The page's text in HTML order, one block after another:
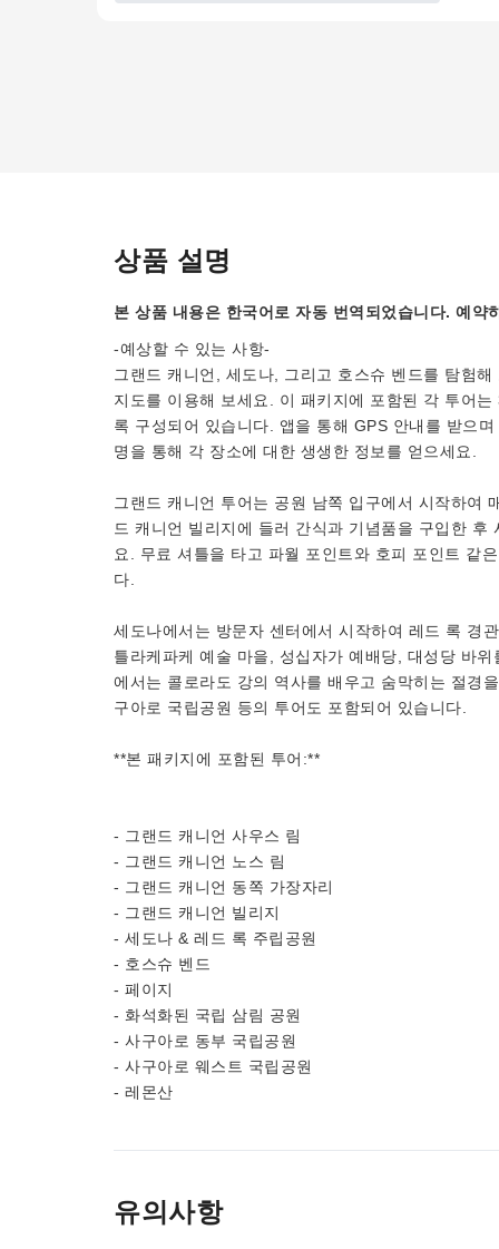
상품 설명
본 상품 내용은 한국어로 자동 번역되었습니다. 예약
-예상할 수 있는 사항-
그랜드 캐니언, 세도나, 그리고 호스슈 벤드를 탐험
지도를 이용해 보세요. 이 패키지에 포함된 각 투어
록 구성되어 있습니다. 앱을 통해 GPS 안내를 받으
명을 통해 각 장소에 대한 생생한 정보를 얻으세요.
그랜드 캐니언 투어는 공원 남쪽 입구에서 시작하여
드 캐니언 빌리지에 들러 간식과 기념품을 구입한
요. 무료 셔틀을 타고 파월 포인트와 호피 포인트 같
다.
세도나에서는 방문자 센터에서 시작하여 레드 록 경
틀라케파케 예술 마을, 성십자가 예배당, 대성당 바
에서는 콜로라도 강의 역사를 배우고 숨막히는 절경
구아로 국립공원 등의 투어도 포함되어 있습니다.
**본 패키지에 포함된 투어:**
- 그랜드 캐니언 사우스 림
- 그랜드 캐니언 노스 림
- 그랜드 캐니언 동쪽 가장자리
- 그랜드 캐니언 빌리지
- 세도나 & 레드 록 주립공원
- 호스슈 벤드
- 페이지
- 화석화된 국립 삼림 공원
- 사구아로 동부 국립공원
- 사구아로 웨스트 국립공원
- 레몬산
유의사항